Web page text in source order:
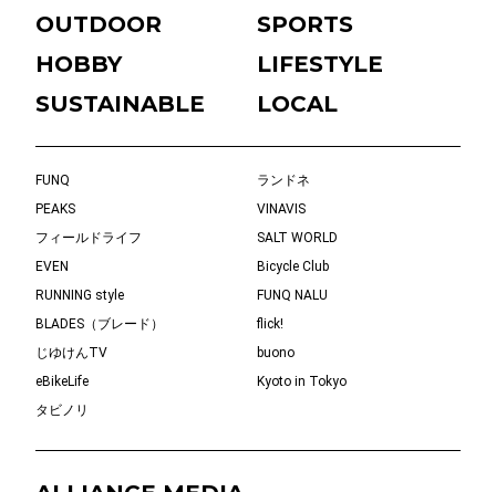
OUTDOOR
SPORTS
HOBBY
LIFESTYLE
SUSTAINABLE
LOCAL
FUNQ
ランドネ
PEAKS
VINAVIS
フィールドライフ
SALT WORLD
EVEN
Bicycle Club
RUNNING style
FUNQ NALU
BLADES（ブレード）
flick!
じゆけんTV
buono
eBikeLife
Kyoto in Tokyo
タビノリ